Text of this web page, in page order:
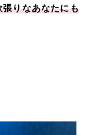
りなあなたにも